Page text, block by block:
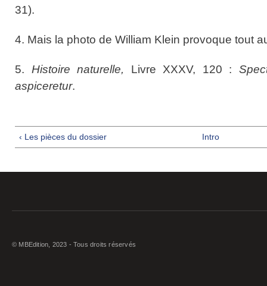
31).
4. Mais la photo de William Klein provoque tout
5. Histoire naturelle, Livre XXXV, 120 :
aspiceretur.
‹ Les pièces du dossier Intro
© MBEdition, 2023 - Tous droits réservés